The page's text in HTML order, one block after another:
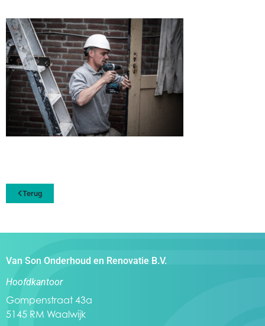
Terug
Van Son Onderhoud en Renovatie B.V.
Hoofdkantoor
Gompenstraat 43a
5145 RM Waalwijk